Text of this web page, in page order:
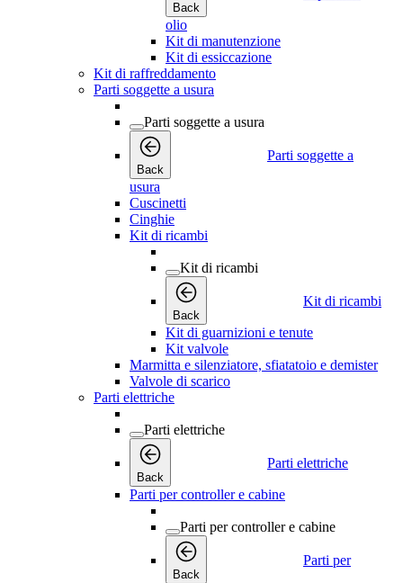
Back
olio
Kit di manutenzione
Kit di essiccazione
Kit di raffreddamento
Parti soggette a usura
Parti soggette a usura
Back
Parti soggette a
usura
Cuscinetti
Cinghie
Kit di ricambi
Kit di ricambi
Back
Kit di ricambi
Kit di guarnizioni e tenute
Kit valvole
Marmitta e silenziatore, sfiatatoio e demister
Valvole di scarico
Parti elettriche
Parti elettriche
Back
Parti elettriche
Parti per controller e cabine
Parti per controller e cabine
Back
Parti per